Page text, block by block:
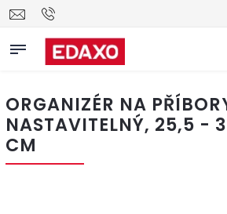
ORGANIZÉR NA
NASTAVITELNÝ, 25,5 -
CM